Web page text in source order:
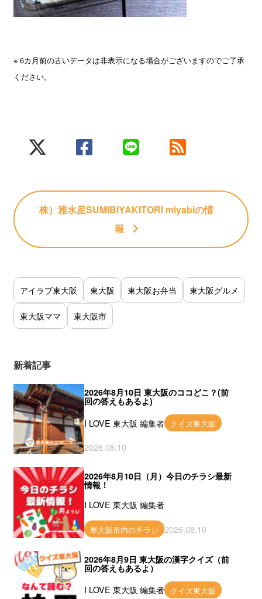
※ 6カ月前の古いデータは非表示になる場合がございますのでご了承
ください。
株）雅水産SUMIBIYAKITORI miyabiの情
報
アイラブ東大阪 東大阪 東大阪お弁当 東大阪グルメ
東大阪ママ 東大阪市
新着記事
2026年8月10日 東大阪のココどこ？(前
回の答えもあるよ)
I LOVE 東大阪 編集者 クイズ東大阪
2026.08.10
2026年8月10日（月）今日のチラシ最新
情報！
I LOVE 東大阪 編集者
東大阪市内のチラシ 2026.08.10
2026年8月9日 東大阪の漢字クイズ（前
回の答えもあるよ）
I LOVE 東大阪 編集者 クイズ東大阪